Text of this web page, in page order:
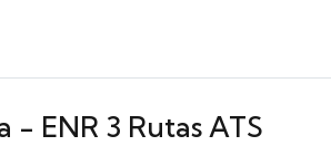
- ENR 3 Rutas ATS